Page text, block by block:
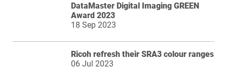
DataMaster Digital Imaging GREEN
Award 2023
18 Sep 2023
Ricoh refresh their SRA3 colour ranges
06 Jul 2023